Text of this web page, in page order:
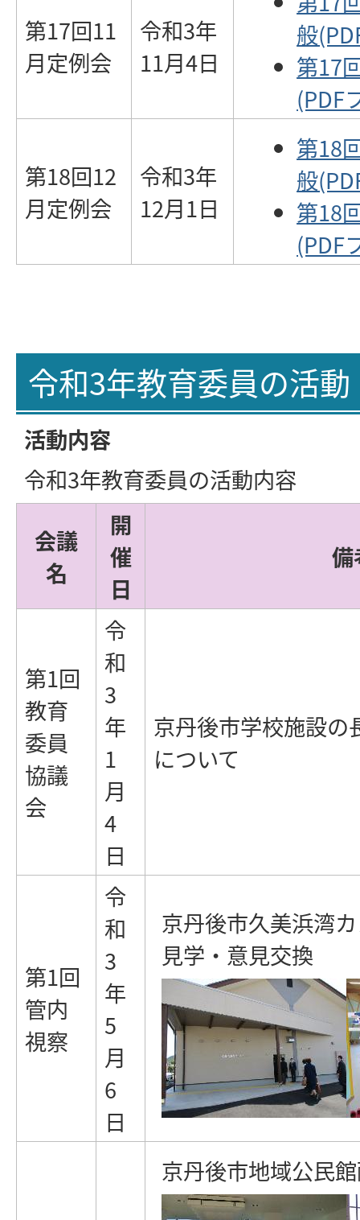
第17回11
月定例会
令和3年
11月4日
般
第17
(PDF
第18回12
月定例会
令和3年
12月1日
第18
般
第18
(PDF
令和3年教育委員の活動
活動内容
令和3年教育委員の活動内容
会議
名
開
催
日
備
第1回
教育
委員
協議
会
令
和
3
年
1
月
4
日
京丹後市学校施設の
について
第1回
管内
視察
令
和
3
年
5
月
6
日
京丹後市久美浜湾
見学・意見交換
京丹後市地域公民